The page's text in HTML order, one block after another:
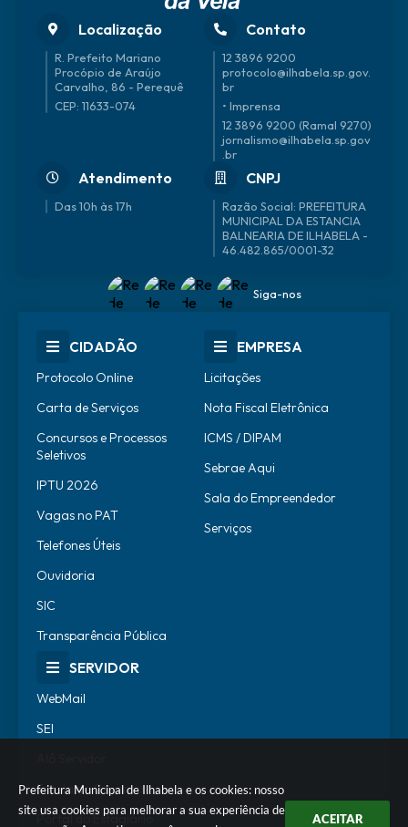
Prefeitura Municipal de Ilhabela e os cookies: nosso
site usa cookies para melhorar a sua experiência de
ACEITAR
Localização
R. Prefeito Mariano
Procópio de Araújo
Carvalho, 86 - Perequê
CEP: 11633-074
Contato
12 3896 9200
protocolo@ilhabela.sp.gov.
br
• Imprensa
12 3896 9200 (Ramal 9270)
jornalismo@ilhabela.sp.gov
.br
Atendimento
Das 10h às 17h
CNPJ
46.482.865/0001-32
Siga-nos
CIDADÃO
Protocolo Online
Carta de Serviços
Concursos e Processos
Seletivos
IPTU 2026
Vagas no PAT
Telefones Úteis
Ouvidoria
SIC
Transparência Pública
EMPRESA
Licitações
Nota Fiscal Eletrônica
ICMS / DIPAM
Sebrae Aqui
Sala do Empreendedor
Serviços
SERVIDOR
WebMail
SEI
Escola de Governo
Portal do Estagiário